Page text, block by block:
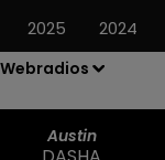
Webradios
Austin
2025 2024